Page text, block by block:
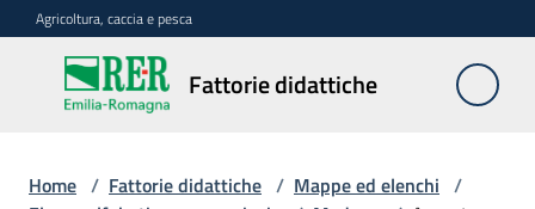
Vai al contenuto
Vai alla navigazione
Vai al footer
Agricoltura, caccia e pesca
Fattorie didattiche
Fattorie
didattiche
Home / Fattorie didattiche / Mappe ed elenchi /